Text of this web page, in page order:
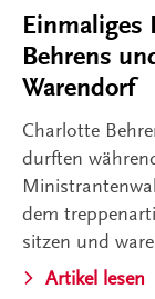
Einmaliges
Behrens
Warendorf
Charlotte
durften
dem
sitzen und
Artikel lesen